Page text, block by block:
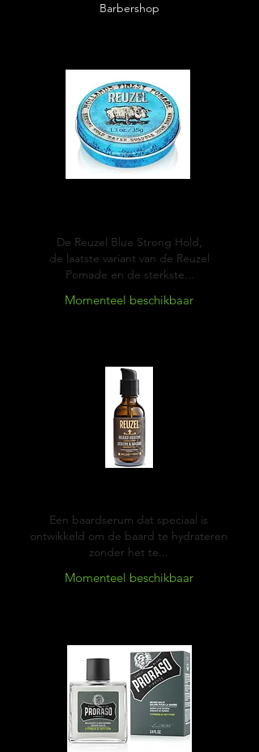
Barbershop
De Reuzel Blue Strong Hold,
de laatste variant van de Reuzel
Pomade en de sterkste...
Momenteel beschikbaar
Een baardserum dat speciaal is
ontwikkeld om de baard te hydrateren
zonder het te...
Momenteel beschikbaar